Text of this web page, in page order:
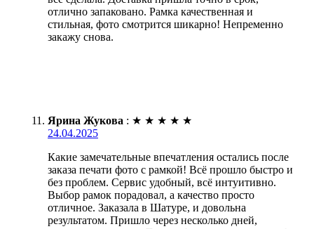
отлично запаковано. Рамка качественная и
стильная, фото смотрится шикарно! Непременно
закажу снова.
Ярина Жукова : ★ ★ ★ ★ ★
24.04.2025
Какие замечательные впечатления остались после
заказа печати фото с рамкой! Всё прошло быстро и
без проблем. Сервис удобный, всё интуитивно.
Выбор рамок порадовал, а качество просто
отличное. Заказала в Шатуре, и довольна
результатом. Пришло через несколько дней,